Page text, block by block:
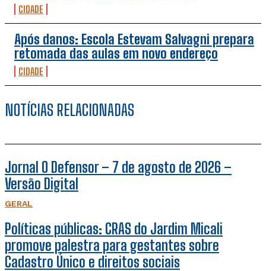
CIDADE
Após danos: Escola Estevam Salvagni prepara
retomada das aulas em novo endereço
CIDADE
NOTÍCIAS RELACIONADAS
Jornal O Defensor – 7 de agosto de 2026 –
Versão Digital
GERAL
Políticas públicas: CRAS do Jardim Micali
promove palestra para gestantes sobre
Cadastro Único e direitos sociais